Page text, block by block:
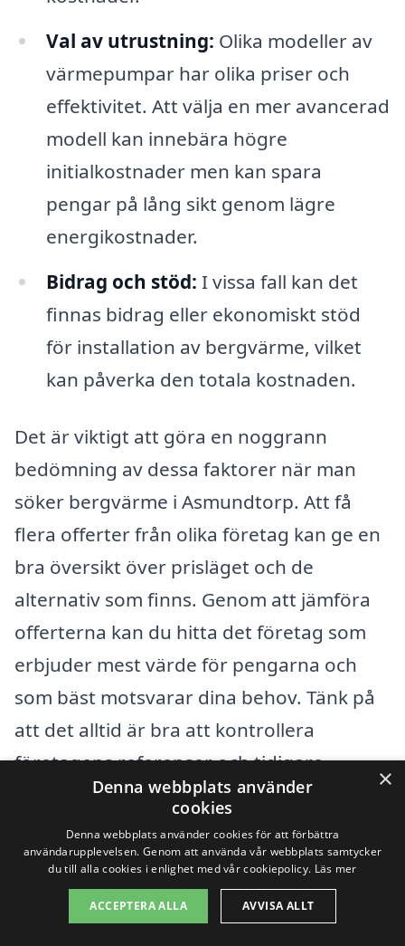
Val av utrustning: Olika modeller av
värmepumpar har olika priser och
effektivitet. Att välja en mer avancerad
modell kan innebära högre
initialkostnader men kan spara
pengar på lång sikt genom lägre
energikostnader.
Bidrag och stöd: I vissa fall kan det
finnas bidrag eller ekonomiskt stöd
för installation av bergvärme, vilket
kan påverka den totala kostnaden.
Det är viktigt att göra en noggrann
bedömning av dessa faktorer när man
söker bergvärme i Asmundtorp. Att få
flera offerter från olika företag kan ge en
bra översikt över prisläget och de
alternativ som finns. Genom att jämföra
offerterna kan du hitta det företag som
erbjuder mest värde för pengarna och
som bäst motsvarar dina behov. Tänk på
att det alltid är bra att kontrollera
företagens referenser och tidigare
kunders omdömen för att säkerställa att
du väljer en pålitlig leverantör.
Sammanfattningsvis, kostnaden för
bergvärme i Asmundtorp beror på en
×
Denna webbplats använder
cookies
Denna webbplats använder cookies för att förbättra
användarupplevelsen. Genom att använda vår webbplats samtycker
du till alla cookies i enlighet med vår cookiepolicy. Läs mer
ACCEPTERA ALLA AVVISA ALLT